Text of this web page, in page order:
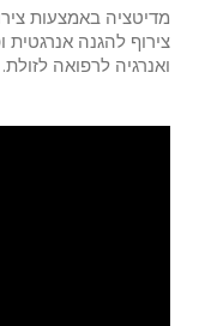
מדיטציה באמצעות
צירוף להגנה אנרגטית
ואנרגיה לרפואה לזולת.